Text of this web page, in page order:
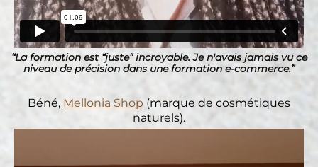
“La formation est “juste” incroyable. Je n'avais jamais vu ce
niveau de précision dans une formation e-commerce.”
Béné, Mellonia Shop (marque de cosmétiques
naturels).